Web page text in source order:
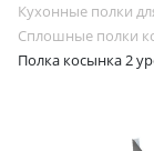
Кухонные полки
Сплошные полки
Полка косынка 2